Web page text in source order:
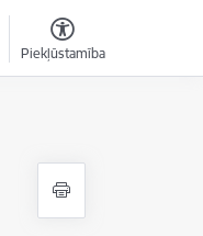
Piekļūstamība